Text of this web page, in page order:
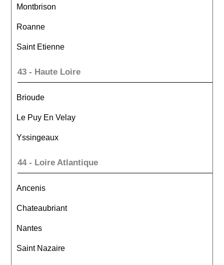
Montbrison
Roanne
Saint Etienne
43 - Haute Loire
Brioude
Le Puy En Velay
Yssingeaux
44 - Loire Atlantique
Ancenis
Chateaubriant
Nantes
Saint Nazaire